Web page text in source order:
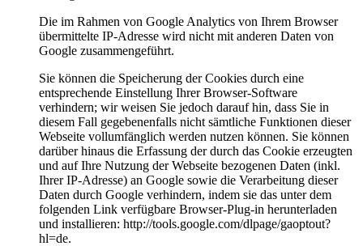
Die im Rahmen von Google Analytics von Ihrem Browser
übermittelte IP-Adresse wird nicht mit anderen Daten von
Google zusammengeführt.
Sie können die Speicherung der Cookies durch eine
entsprechende Einstellung Ihrer Browser-Software
verhindern; wir weisen Sie jedoch darauf hin, dass Sie in
diesem Fall gegebenenfalls nicht sämtliche Funktionen dieser
Webseite vollumfänglich werden nutzen können. Sie können
darüber hinaus die Erfassung der durch das Cookie erzeugten
und auf Ihre Nutzung der Webseite bezogenen Daten (inkl.
Ihrer IP-Adresse) an Google sowie die Verarbeitung dieser
Daten durch Google verhindern, indem sie das unter dem
folgenden Link verfügbare Browser-Plug-in herunterladen
und installieren: http://tools.google.com/dlpage/gaoptout?
hl=de.